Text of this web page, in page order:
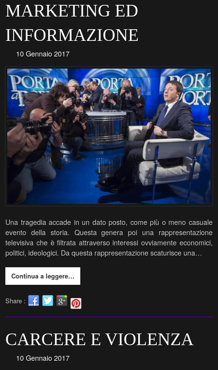
MARKETING ED
INFORMAZIONE
10 Gennaio 2017
Una tragedia accade in un dato posto, come più o meno casuale
evento della storia. Questa genera poi una rappresentazione
televisiva che è filtrata attraverso interessi ovviamente economici,
politici, ideologici. Da questa rappresentazione scaturisce una…
Continua a leggere…
Share :
CARCERE E VIOLENZA
10 Gennaio 2017